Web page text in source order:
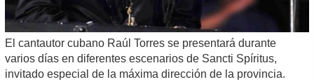
El cantautor cubano Raúl Torres se presentará durante
varios días en diferentes escenarios de Sancti Spíritus,
invitado especial de la máxima dirección de la provincia.